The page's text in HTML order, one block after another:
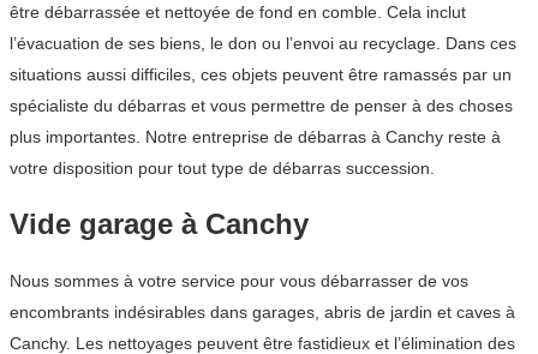
être débarrassée et nettoyée de fond en comble. Cela inclut
l’évacuation de ses biens, le don ou l’envoi au recyclage. Dans ces
situations aussi difficiles, ces objets peuvent être ramassés par un
spécialiste du débarras et vous permettre de penser à des choses
plus importantes. Notre entreprise de débarras à Canchy reste à
votre disposition pour tout type de débarras succession.
Vide garage à Canchy
Nous sommes à votre service pour vous débarrasser de vos
encombrants indésirables dans garages, abris de jardin et caves à
Canchy. Les nettoyages peuvent être fastidieux et l’élimination des